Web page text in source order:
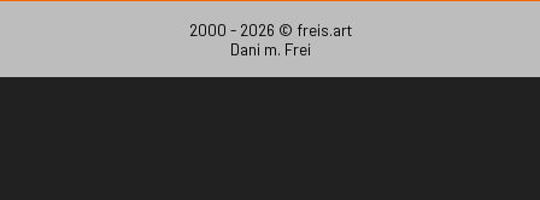
2000 - 2026 © freis.art
Dani m. Frei